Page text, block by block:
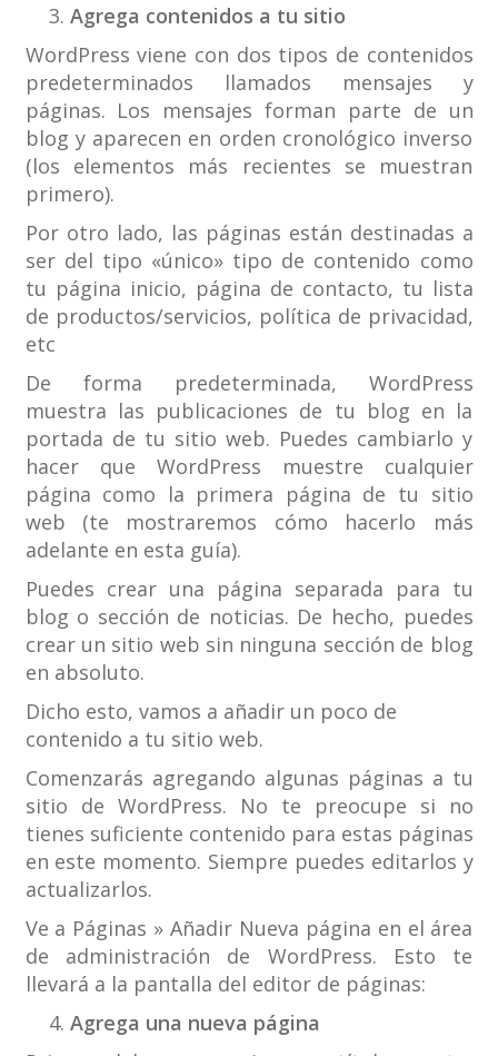
Agrega contenidos a tu sitio
WordPress viene con dos tipos de contenidos
predeterminados llamados mensajes y
páginas. Los mensajes forman parte de un
blog y aparecen en orden cronológico inverso
(los elementos más recientes se muestran
primero).
Por otro lado, las páginas están destinadas a
ser del tipo «único» tipo de contenido como
tu página inicio, página de contacto, tu lista
de productos/servicios, política de privacidad,
etc
De forma predeterminada, WordPress
muestra las publicaciones de tu blog en la
portada de tu sitio web. Puedes cambiarlo y
hacer que WordPress muestre cualquier
página como la primera página de tu sitio
web (te mostraremos cómo hacerlo más
adelante en esta guía).
Puedes crear una página separada para tu
blog o sección de noticias. De hecho, puedes
crear un sitio web sin ninguna sección de blog
en absoluto.
Dicho esto, vamos a añadir un poco de
contenido a tu sitio web.
Comenzarás agregando algunas páginas a tu
sitio de WordPress. No te preocupe si no
tienes suficiente contenido para estas páginas
en este momento. Siempre puedes editarlos y
actualizarlos.
Ve a Páginas » Añadir Nueva página en el área
de administración de WordPress. Esto te
llevará a la pantalla del editor de páginas:
Agrega una nueva página